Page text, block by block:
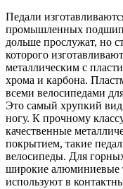
Педали
промышленных
дольше прослужат, но
которого
металлическим с
хрома и карбона.
всеми велосипедами
Это самый хрупкий вид
ногу. К прочному
качественные
покрытием, такие
велосипеды. Для
широкие алюминиевые
используют в